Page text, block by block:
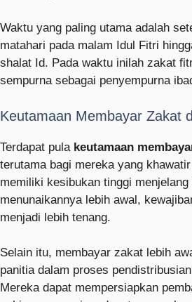
Waktu yang paling utama adalah
matahari pada malam Idul Fitri
shalat Id. Pada waktu inilah zakat
sempurna sebagai penyempurna
Keutamaan Membayar Zakat
Terdapat pula keutamaan
terutama bagi mereka yang
memiliki kesibukan tinggi
menunaikannya lebih awal,
menjadi lebih tenang.
Selain itu, membayar zakat lebih
panitia dalam proses
Mereka dapat mempersiapkan